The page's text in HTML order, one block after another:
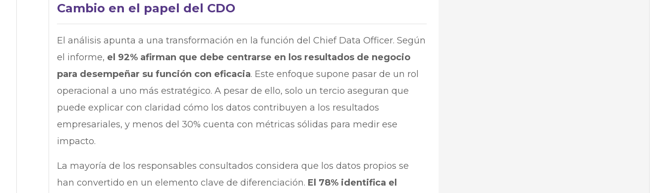
Cambio en el papel del CDO
El análisis apunta a una transformación en la función del Chief Data Officer. Según
el informe, el 92% afirman que debe centrarse en los resultados de negocio
para desempeñar su función con eficacia. Este enfoque supone pasar de un rol
operacional a uno más estratégico. A pesar de ello, solo un tercio aseguran que
puede explicar con claridad cómo los datos contribuyen a los resultados
empresariales, y menos del 30% cuenta con métricas sólidas para medir ese
impacto.
La mayoría de los responsables consultados considera que los datos propios se
han convertido en un elemento clave de diferenciación. El 78% identifica el